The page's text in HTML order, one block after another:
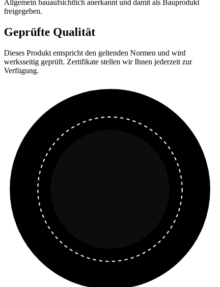
Allgemein bauaufsichtlich anerkannt und damit als Bauprodukt
freigegeben.
Geprüfte Qualität
Dieses Produkt entspricht den geltenden Normen und wird
werksseitig geprüft. Zertifikate stellen wir Ihnen jederzeit zur
Verfügung.